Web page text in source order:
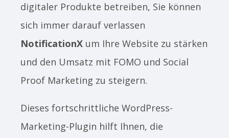
digitaler Produkte betreiben, Sie können
sich immer darauf verlassen
NotificationX um Ihre Website zu stärken
und den Umsatz mit FOMO und Social
Proof Marketing zu steigern.
Dieses fortschrittliche WordPress-
Marketing-Plugin hilft Ihnen, die